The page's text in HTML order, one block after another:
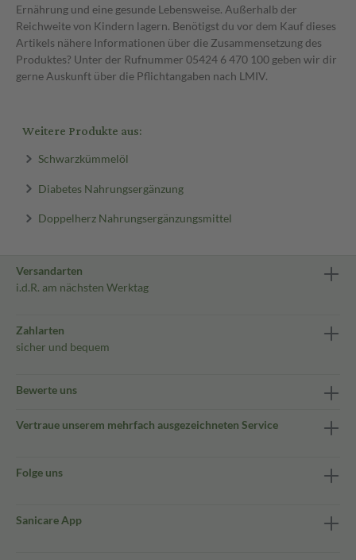
Ernährung und eine gesunde Lebensweise. Außerhalb der
Reichweite von Kindern lagern. Benötigst du vor dem Kauf dieses
Artikels nähere Informationen über die Zusammensetzung des
Produktes? Unter der Rufnummer 05424 6 470 100 geben wir dir
gerne Auskunft über die Pflichtangaben nach LMIV.
Weitere Produkte aus:
Schwarzkümmelöl
Diabetes Nahrungsergänzung
Doppelherz Nahrungsergänzungsmittel
Versandarten
i.d.R. am nächsten Werktag
Zahlarten
sicher und bequem
Bewerte uns
Vertraue unserem mehrfach ausgezeichneten Service
Folge uns
Sanicare App